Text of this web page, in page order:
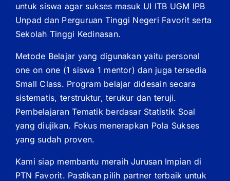
untuk siswa agar sukses masuk UI ITB UGM IPB
Unpad dan Perguruan Tinggi Negeri Favorit serta
Sekolah Tinggi Kedinasan.
Metode Belajar yang digunakan yaitu personal
one on one (1 siswa 1 mentor) dan juga tersedia
Small Class. Program belajar didesain secara
sistematis, terstruktur, terukur dan teruji.
Pembelajaran Tematik berdasar Statistik Soal
yang diujikan. Fokus menerapkan Pola Sukses
yang sudah proven.
Kami siap membantu meraih Jurusan Impian di
PTN Favorit. Pastikan pilih partner terbaik untuk